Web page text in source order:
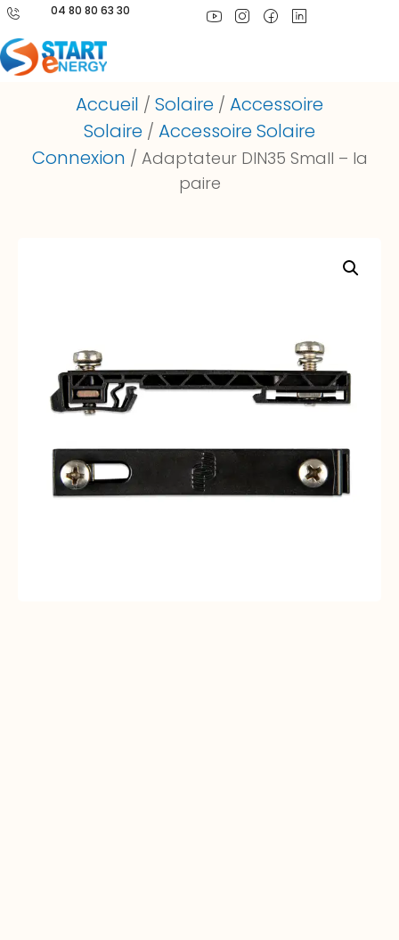
04 80 80 63 30
Accueil / Solaire / Accessoire
Solaire / Accessoire Solaire
Connexion / Adaptateur DIN35 Small – la
paire